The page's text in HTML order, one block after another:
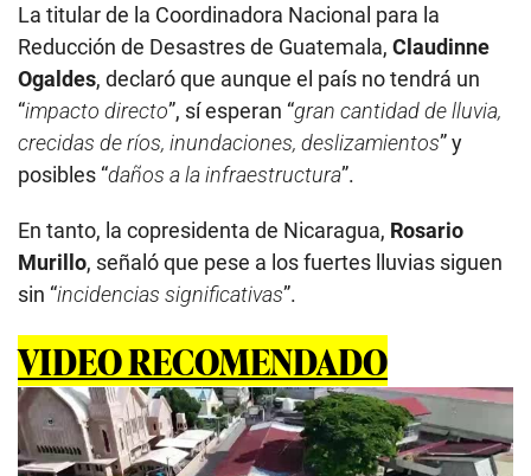
La titular de la Coordinadora Nacional para la
Reducción de Desastres de Guatemala, Claudinne
Ogaldes, declaró que aunque el país no tendrá un
“impacto directo”, sí esperan “gran cantidad de lluvia,
crecidas de ríos, inundaciones, deslizamientos” y
posibles “daños a la infraestructura”.
En tanto, la copresidenta de Nicaragua, Rosario
Murillo, señaló que pese a los fuertes lluvias siguen
sin “incidencias significativas”.
VIDEO RECOMENDADO